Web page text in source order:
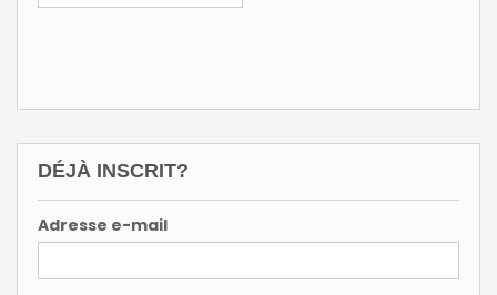
DÉJÀ INSCRIT?
Adresse e-mail